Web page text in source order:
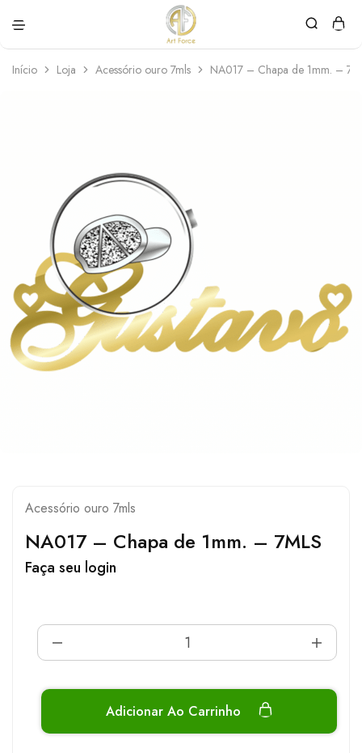
Force
personalizadas
Início Loja Acessório ouro 7mls NA017 – Chapa de 1mm. –
Acessório ouro 7mls
NA017 – Chapa de 1mm. – 7MLS
Faça seu login
Adicionar Ao Carrinho